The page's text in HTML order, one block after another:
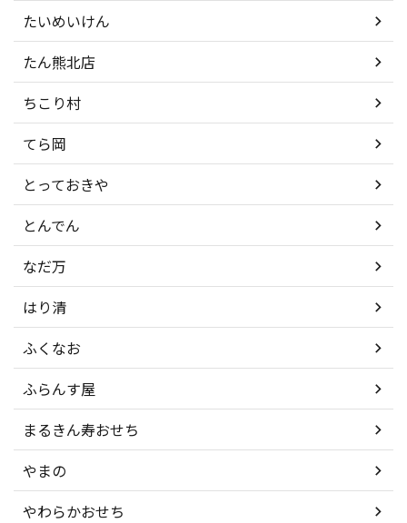
たいめいけん
たん熊北店
ちこり村
てら岡
とっておきや
とんでん
なだ万
はり清
ふくなお
ふらんす屋
まるきん寿おせち
やまの
やわらかおせち